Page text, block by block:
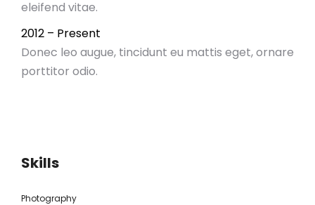
eleifend vitae.
2012 – Present
Donec leo augue, tincidunt eu mattis eget, ornare
porttitor odio.
Skills
Photography